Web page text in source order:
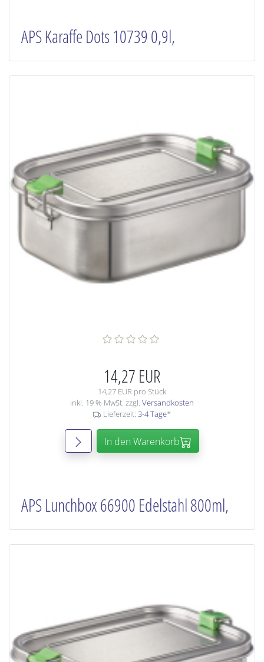
APS Karaffe Dots 10739 0,9l,
14,27 EUR
14,27 EUR pro Stück
inkl. 19 % MwSt. zzgl. Versandkosten
Lieferzeit: 3-4 Tage*
In den Warenkorb
APS Lunchbox 66900 Edelstahl 800ml,